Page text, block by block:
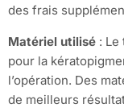
des frais
Matériel utilisé :
pour la
l’opération. Des
de meilleurs